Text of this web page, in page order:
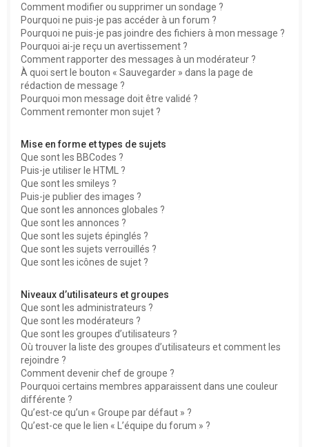
Comment modifier ou supprimer un sondage ?
Pourquoi ne puis-je pas accéder à un forum ?
Pourquoi ne puis-je pas joindre des fichiers à mon message ?
Pourquoi ai-je reçu un avertissement ?
Comment rapporter des messages à un modérateur ?
À quoi sert le bouton « Sauvegarder » dans la page de
rédaction de message ?
Pourquoi mon message doit être validé ?
Comment remonter mon sujet ?
Mise en forme et types de sujets
Que sont les BBCodes ?
Puis-je utiliser le HTML ?
Que sont les smileys ?
Puis-je publier des images ?
Que sont les annonces globales ?
Que sont les annonces ?
Que sont les sujets épinglés ?
Que sont les sujets verrouillés ?
Que sont les icônes de sujet ?
Niveaux d’utilisateurs et groupes
Que sont les administrateurs ?
Que sont les modérateurs ?
Que sont les groupes d’utilisateurs ?
Où trouver la liste des groupes d’utilisateurs et comment les
rejoindre ?
Comment devenir chef de groupe ?
Pourquoi certains membres apparaissent dans une couleur
différente ?
Qu’est-ce qu’un « Groupe par défaut » ?
Qu’est-ce que le lien « L’équipe du forum » ?